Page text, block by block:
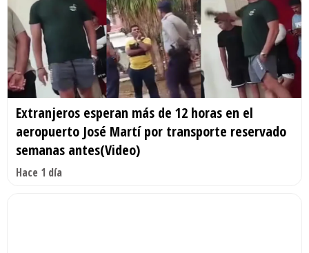
Extranjeros esperan más de 12 horas en el
aeropuerto José Martí por transporte reservado
semanas antes(Video)
Hace 1 día